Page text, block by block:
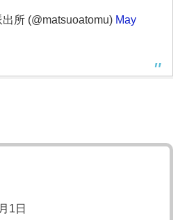
所 (@matsuoatomu) May
1日